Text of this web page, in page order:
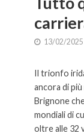
13/02/2025
Il trionfo
ancora di
Brignone
mondiali di
oltre alle 32